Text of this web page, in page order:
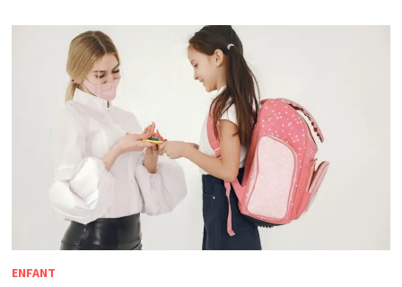
ENFANT